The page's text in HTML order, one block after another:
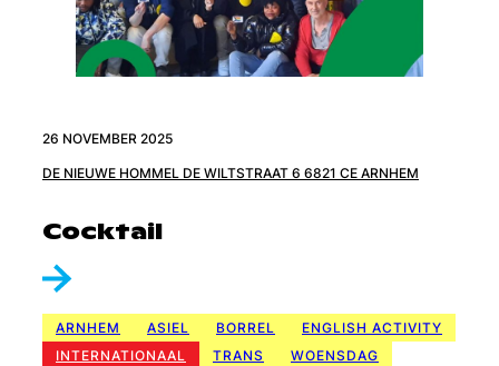
26 NOVEMBER 2025
DE NIEUWE HOMMEL DE WILTSTRAAT 6 6821 CE ARNHEM
Cocktail
ARNHEM ASIEL BORREL
ENGLISH ACTIVITY
INTERNATIONAAL
TRANS WOENSDAG